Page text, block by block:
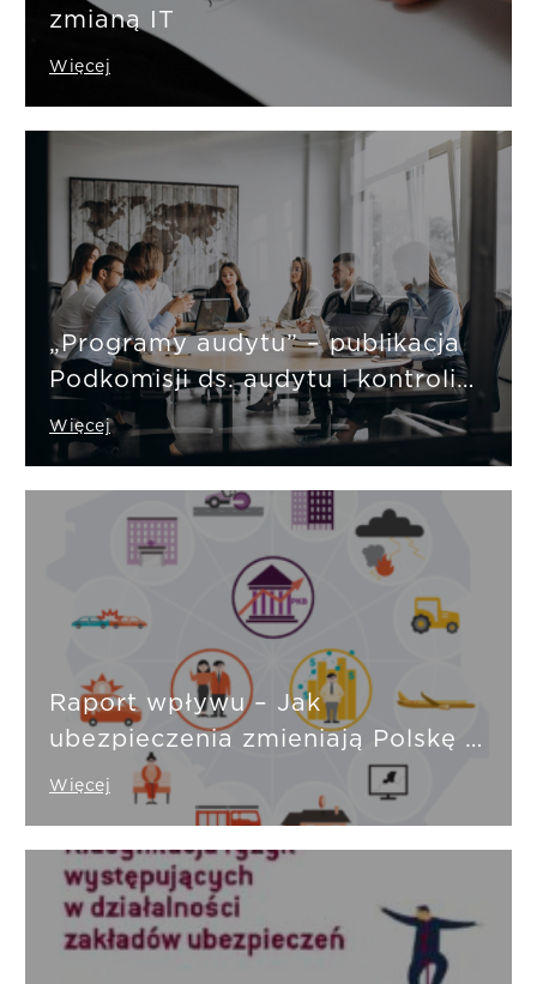
zmianą IT
Więcej
„Programy audytu” – publikacja
Podkomisji ds. audytu i kontroli
wewnętrznej
Więcej
Raport wpływu – Jak
ubezpieczenia zmieniają Polskę i
Polaków
Więcej